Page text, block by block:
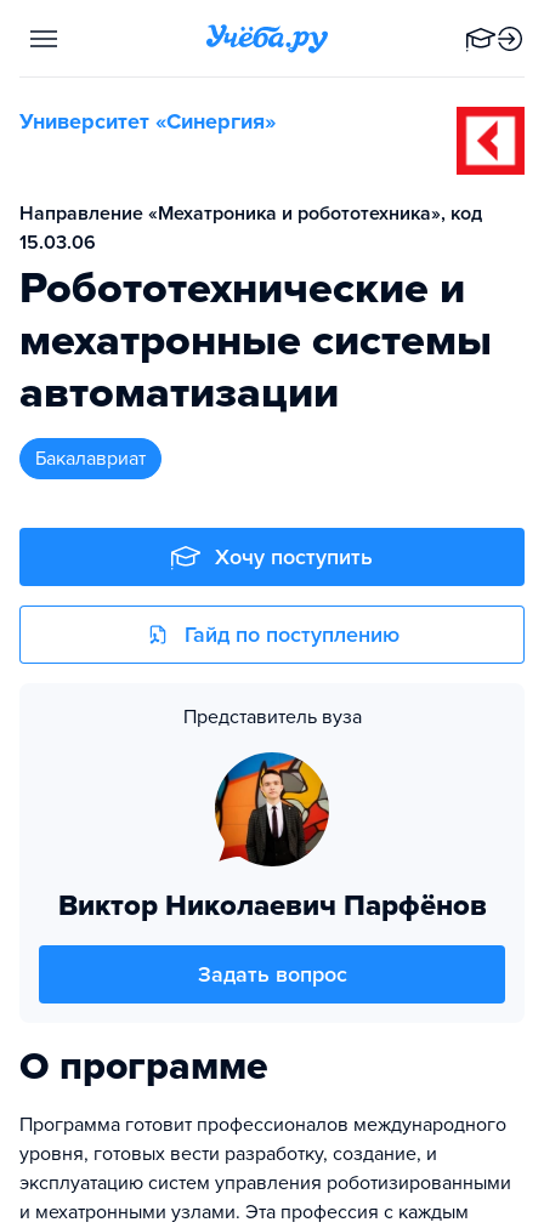
Университет «Синергия»
Направление «Мехатроника и робототехника», код
15.03.06
Робототехнические и
мехатронные системы
автоматизации
бакалавриат
Хочу поступить
Гайд по поступлению
Представитель вуза
Виктор Николаевич Парфёнов
Задать вопрос
О программе
Программа готовит профессионалов международного
уровня, готовых вести разработку, создание, и
эксплуатацию систем управления роботизированными
и мехатронными узлами. Эта профессия с каждым